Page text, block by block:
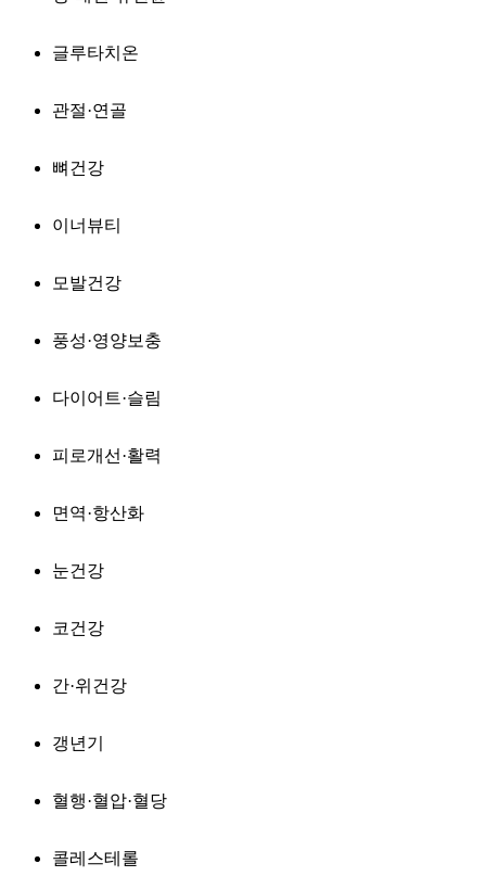
글루타치온
관절·연골
뼈건강
이너뷰티
모발건강
풍성·영양보충
다이어트·슬림
피로개선·활력
면역·항산화
눈건강
코건강
간·위건강
갱년기
혈행·혈압·혈당
콜레스테롤